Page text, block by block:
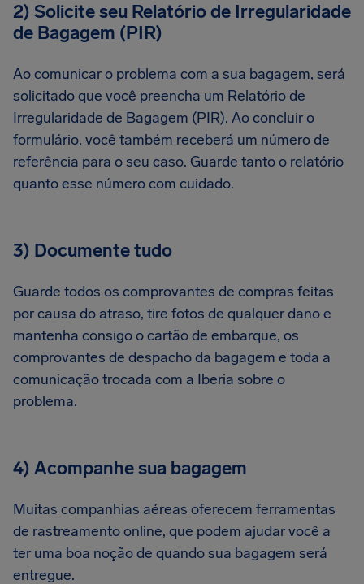
2) Solicite seu Relatório de Irregularidade
de Bagagem (PIR)
Ao comunicar o problema com a sua bagagem, será
solicitado que você preencha um Relatório de
Irregularidade de Bagagem (PIR). Ao concluir o
formulário, você também receberá um número de
referência para o seu caso. Guarde tanto o relatório
quanto esse número com cuidado.
3) Documente tudo
Guarde todos os comprovantes de compras feitas
por causa do atraso, tire fotos de qualquer dano e
mantenha consigo o cartão de embarque, os
comprovantes de despacho da bagagem e toda a
comunicação trocada com a Iberia sobre o
problema.
4) Acompanhe sua bagagem
Muitas companhias aéreas oferecem ferramentas
de rastreamento online, que podem ajudar você a
ter uma boa noção de quando sua bagagem será
entregue.